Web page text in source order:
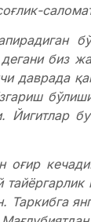
биз
даврада
Йигитлар
оғир
Таркибга